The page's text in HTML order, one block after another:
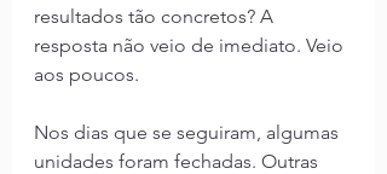
resultados tão concretos? A
resposta não veio de imediato. Veio
aos poucos.
Nos dias que se seguiram, algumas
unidades foram fechadas. Outras